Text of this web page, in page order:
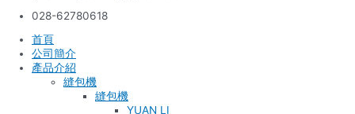
028-62780618
首頁
公司簡介
產品介紹
縫包機
縫包機
YUAN LI